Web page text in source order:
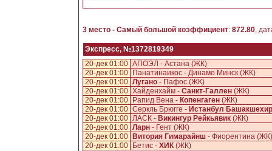
3 место - Самый большой коэффициент: 872.80,
Экспресс, №1372819349
20-дек 01:00 АПОЭЛ - Астана (ЖК)
20-дек 01:00
Панатинаикос - Динамо Минск (ЖК)
20-дек 01:00 Лугано - Пафос (ЖК)
20-дек 01:00 Хайденхайм - Санкт-Галлен (ЖК)
20-дек 01:00
Рапид Вена - Копенгаген (ЖК)
20-дек 01:00 Серкль Брюгге - Истанбул Башакшехир
20-дек 01:00 ЛАСК - Викингур Рейкьявик (ЖК)
20-дек 01:00 Ларн - Гент (ЖК)
20-дек 01:00
Витория Гимарайнш - Фиорентина
20-дек 01:00
Бетис - ХИК (ЖК)